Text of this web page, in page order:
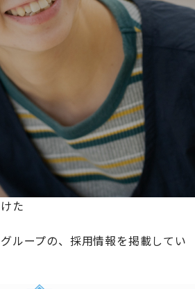
た
ループの、採用情報を掲載してい